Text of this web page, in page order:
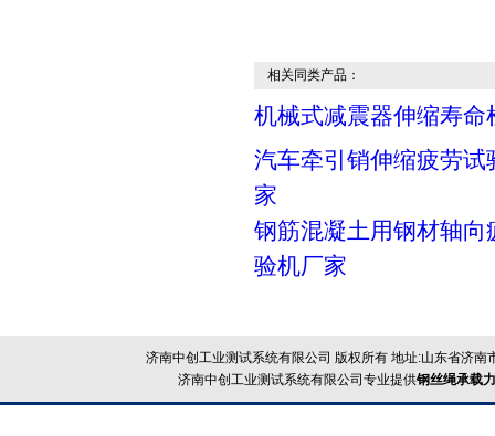
相关同类产品：
机械式减震器伸缩寿命
汽车牵引销伸缩疲劳试
家
钢筋混凝土用钢材轴向
验机厂家
济南中创工业测试系统有限公司 版权所有 地址:山东省济
济南中创工业测试系统有限公司专业提供钢丝绳承载